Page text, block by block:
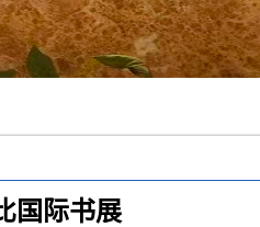
国际书展